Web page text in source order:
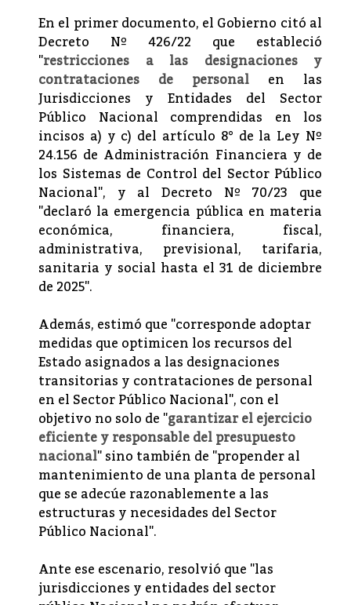
En el primer documento, el Gobierno citó al
Decreto Nº 426/22 que estableció
"restricciones a las designaciones y
contrataciones de personal en las
Jurisdicciones y Entidades del Sector
Público Nacional comprendidas en los
incisos a) y c) del artículo 8° de la Ley Nº
24.156 de Administración Financiera y de
los Sistemas de Control del Sector Público
Nacional", y al Decreto Nº 70/23 que
"declaró la emergencia pública en materia
económica, financiera, fiscal,
administrativa, previsional, tarifaria,
sanitaria y social hasta el 31 de diciembre
de 2025".
Además, estimó que "corresponde adoptar
medidas que optimicen los recursos del
Estado asignados a las designaciones
transitorias y contrataciones de personal
en el Sector Público Nacional", con el
objetivo no solo de "garantizar el ejercicio
eficiente y responsable del presupuesto
nacional" sino también de "propender al
mantenimiento de una planta de personal
que se adecúe razonablemente a las
estructuras y necesidades del Sector
Público Nacional".
Ante ese escenario, resolvió que "las
jurisdicciones y entidades del sector